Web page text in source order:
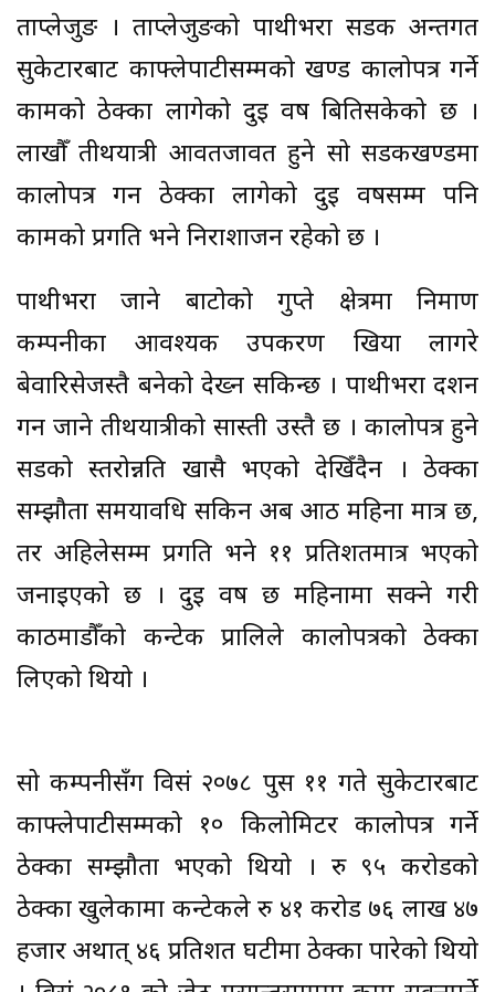
ताप्लेजुङ । ताप्लेजुङको पाथीभरा सडक अन्तर्गत
सुकेटारबाट काफ्लेपाटीसम्मको खण्ड कालोपत्र गर्ने
कामको ठेक्का लागेको दुई वर्ष बितिसकेको छ ।
लाखौँ तीर्थयात्री आवतजावत हुने सो सडकखण्डमा
कालोपत्र गर्न ठेक्का लागेको दुई वर्षसम्म पनि
कामको प्रगति भने निराशाजन रहेको छ ।
पाथीभरा जाने बाटोको गुप्ते क्षेत्रमा निर्माण
कम्पनीका आवश्यक उपकरण खिया लागरे
बेवारिसेजस्तै बनेको देख्न सकिन्छ । पाथीभरा दर्शन
गर्न जाने तीर्थयात्रीको सास्ती उस्तै छ । कालोपत्र हुने
सडको स्तरोन्नति खासै भएको देखिँदैन । ठेक्का
सम्झौता समयावधि सकिन अब आठ महिना मात्र छ,
तर अहिलेसम्म प्रगति भने ११ प्रतिशतमात्र भएको
जनाइएको छ । दुई वर्ष छ महिनामा सक्ने गरी
काठमाडौँको कन्टेक प्रालिले कालोपत्रको ठेक्का
लिएको थियो ।
सो कम्पनीसँग विसं २०७८ पुस ११ गते सुकेटारबाट
काफ्लेपाटीसम्मको १० किलोमिटर कालोपत्र गर्ने
ठेक्का सम्झौता भएको थियो । रु ९५ करोडको
ठेक्का खुलेकामा कन्टेकले रु ४१ करोड ७६ लाख ४७
हजार अर्थात् ४६ प्रतिशत घटीमा ठेक्का पारेको थियो